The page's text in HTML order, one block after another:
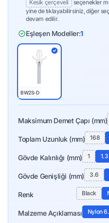
Kesik çerçeveli
seçenekler
yine de tıklayabilirsiniz, diğer
devam edilir.
Eşleşen Modeller:1
BW2S-D
Maksimum Demet Çapı (mm)
Toplam Uzunluk (mm) 168
Gövde Kalınlığı (mm) 1 1.3
Gövde Genişliği (mm) 3.6
Renk Black
Malzeme Açıklaması Nylon